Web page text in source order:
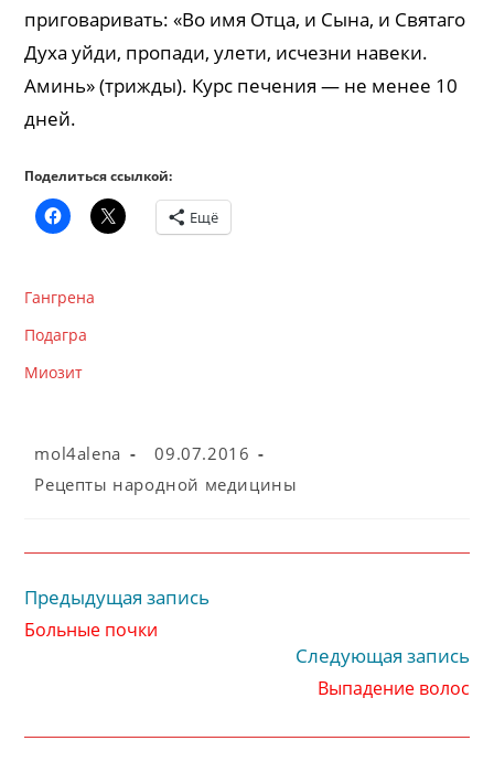
приговаривать: «Во имя Отца, и Сына, и Святаго
Духа уйди, пропади, улети, исчезни навеки.
Аминь» (трижды). Курс печения — не менее 10
дней.
Поделиться ссылкой:
Ещё
Гангрена
Подагра
Миозит
Автор
mol4alena
Запись
09.07.2016
Рубрика
записи:
Рецепты народной медицины
Читать
статьи
Предыдущая запись
Больные почки
Следующая запись
Выпадение волос